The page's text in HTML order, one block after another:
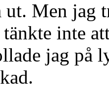
ut. Men jag
inte
jag på